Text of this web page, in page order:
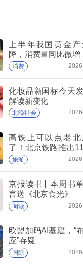
上半年我国黄金
降，消费量同比微增
消费
化妆品新国标今天
解读新变化
北晚社会
高铁上可以点老北
了！北京铁路推出
铁餐
旅游
京报读书丨本周书
言送《北京食光》
阅读
欧盟加码AI基建，“
应”存疑
国际